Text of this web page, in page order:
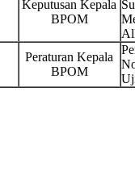
Keputusan Kepala
BPOM
Peraturan Kepala
BPOM